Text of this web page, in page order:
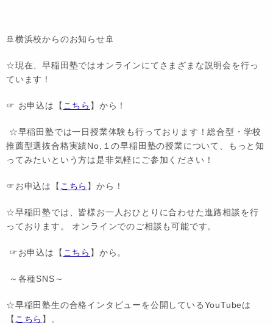
🚢横浜校からのお知らせ🚢
☆現在、早稲田塾ではオンラインにてさまざまな説明会を行っ
ています！
☞ お申込は【 こちら 】から！
☆早稲田塾では一日授業体験も行っております！総合型・学校
推薦型選抜合格実績No,１の早稲田塾の授業について、もっと知
ってみたいという方は是非気軽にご参加ください！
☞お申込は【 こちら 】から！
☆早稲田塾では、皆様お一人おひとりに合わせた進路相談を行
っております。 オンラインでのご相談も可能です。
☞お申込は【 こちら 】から。
～各種SNS～
☆早稲田塾生の合格インタビューを公開しているYouTubeは
【 こちら 】。